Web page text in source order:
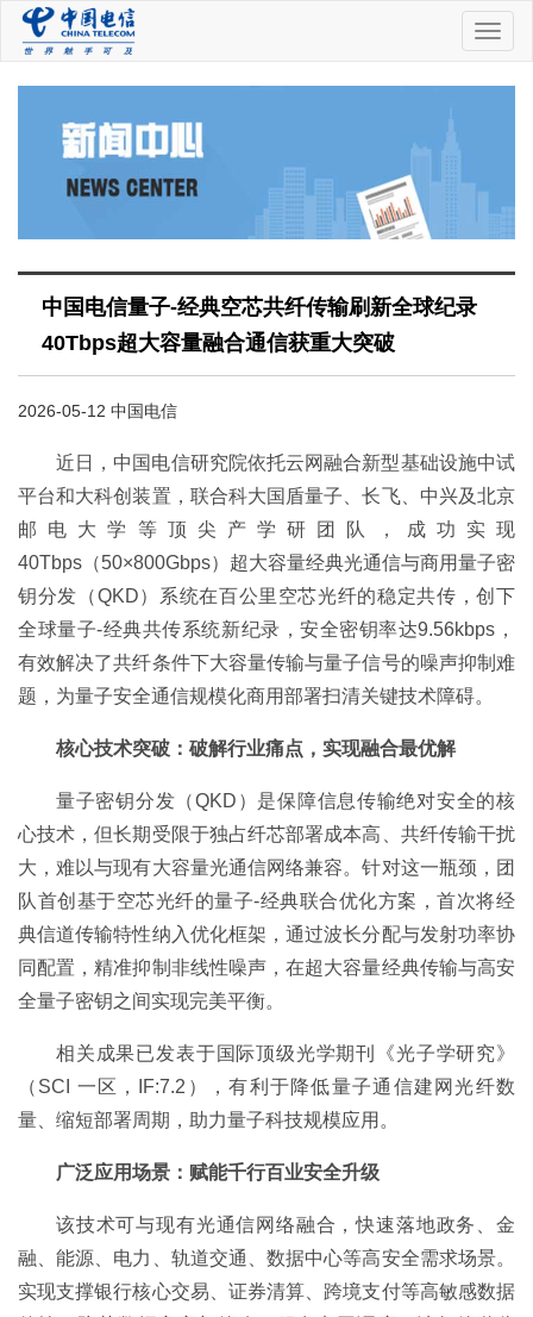
中
国
中国电信量子-经典空芯共纤传输刷新全球纪录
40Tbps超大容量融合通信获重大突破
2026-05-12 中国电信
近日，中国电信研究院依托云网融合新型基础设施中试
平台和大科创装置，联合科大国盾量子、长飞、中兴及北京
邮电大学等顶尖产学研团队，成功实现
40Tbps（50×800Gbps）超大容量经典光通信与商用量子密
钥分发（QKD）系统在百公里空芯光纤的稳定共传，创下
全球量子-经典共传系统新纪录，安全密钥率达9.56kbps，
有效解决了共纤条件下大容量传输与量子信号的噪声抑制难
题，为量子安全通信规模化商用部署扫清关键技术障碍。
核心技术突破：破解行业痛点，实现融合最优解
量子密钥分发（QKD）是保障信息传输绝对安全的核
心技术，但长期受限于独占纤芯部署成本高、共纤传输干扰
大，难以与现有大容量光通信网络兼容。针对这一瓶颈，团
队首创基于空芯光纤的量子-经典联合优化方案，首次将经
典信道传输特性纳入优化框架，通过波长分配与发射功率协
同配置，精准抑制非线性噪声，在超大容量经典传输与高安
全量子密钥之间实现完美平衡。
相关成果已发表于国际顶级光学期刊《光子学研究》
（SCI 一区，IF:7.2），有利于降低量子通信建网光纤数
量、缩短部署周期，助力量子科技规模应用。
广泛应用场景：赋能千行百业安全升级
该技术可与现有光通信网络融合，快速落地政务、金
融、能源、电力、轨道交通、数据中心等高安全需求场景。
实现支撑银行核心交易、证券清算、跨境支付等高敏感数据